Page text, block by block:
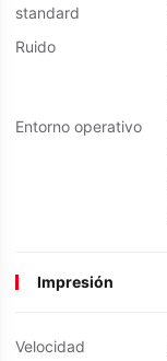
standard
Ruido
Entorno operativo
Impresión
Velocidad